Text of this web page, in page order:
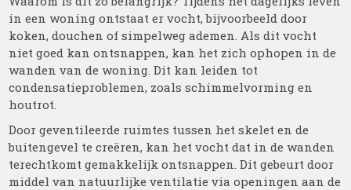
in een woning ontstaat er vocht, bijvoorbeeld door
koken, douchen of simpelweg ademen. Als dit vocht
niet goed kan ontsnappen, kan het zich ophopen in de
wanden van de woning. Dit kan leiden tot
condensatieproblemen, zoals schimmelvorming en
houtrot.
Door geventileerde ruimtes tussen het skelet en de
buitengevel te creëren, kan het vocht dat in de wanden
terechtkomt gemakkelijk ontsnappen. Dit gebeurt door
middel van natuurlijke ventilatie via openingen aan de